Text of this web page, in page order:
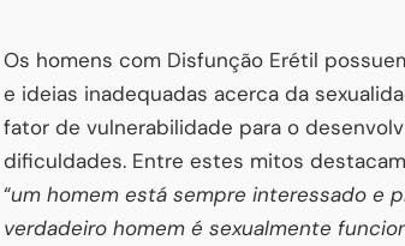
Os homens com Disfunção Erétil
e ideias inadequadas acerca da
fator de vulnerabilidade para o
dificuldades. Entre estes mitos
“um homem está sempre interessado e
verdadeiro homem é sexualmente